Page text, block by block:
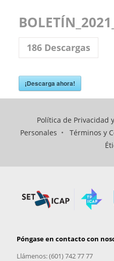
186Descargas
¡Descarga ahora!
Política de Privacidad
Personales • Términos y
Póngase en contacto con
Llámenos: (601) 742 77 77